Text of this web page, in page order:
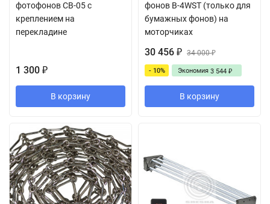
фотофонов CB-05 с
креплением на
перекладине
1 300 ₽
В корзину
фонов B-4WST (только для
бумажных фонов) на
моторчиках
30 456 ₽ 34 000₽
- 10% Экономия 3 544 ₽
В корзину